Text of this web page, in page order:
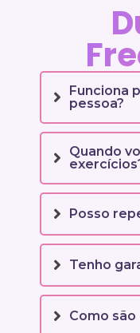
Funciona
pessoa?
Quando
Posso
Tenho
Como